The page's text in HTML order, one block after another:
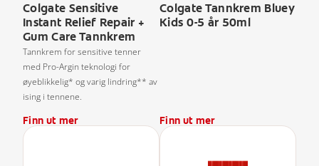
Colgate Sensitive
Instant Relief Repair +
Gum Care Tannkrem
Tannkrem for sensitive tenner
med Pro-Argin teknologi for
øyeblikkelig* og varig lindring** av
ising i tennene.
Finn ut mer
Colgate Tannkrem Bluey
Kids 0-5 år 50ml
Finn ut mer